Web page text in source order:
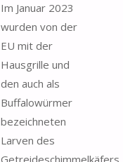
Im Januar 2023
wurden von der
EU mit der
Hausgrille und
den auch als
Buffalowürmer
bezeichneten
Larven des